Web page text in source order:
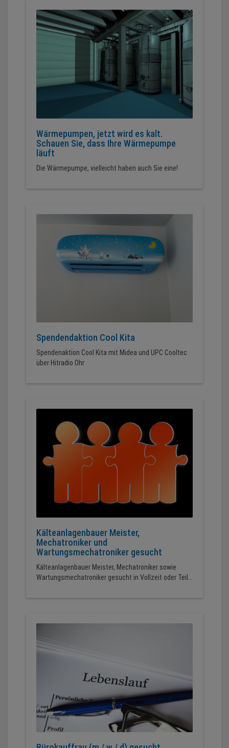
Wärmepumpen, jetzt wird es kalt.
Schauen Sie, dass Ihre Wärmepumpe
läuft
Die Wärmepumpe, vielleicht haben auch Sie eine!
Spendendaktion Cool Kita
Spendenaktion Cool Kita mit Midea und UPC Cooltec
über Hitradio Ohr
Kälteanlagenbauer Meister,
Mechatroniker und
Wartungsmechatroniker gesucht
Kälteanlagenbauer Meister, Mechatroniker sowie
Wartungsmechatroniker gesucht in Vollzeit oder Teil...